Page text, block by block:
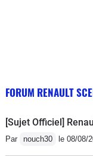
FORUM RENAULT
[Sujet Officiel]
Par nouch30 le 08/08/